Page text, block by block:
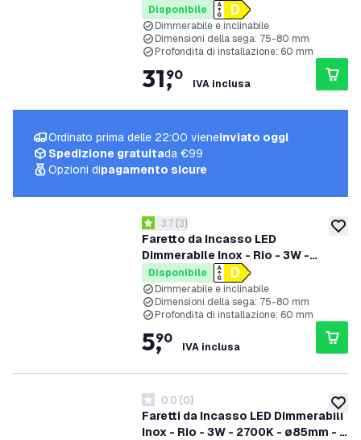
ø82mm - 6 pack
Disponibile
Dimmerabile e inclinabile
Dimensioni della sega: 75-80 mm
Profondità di installazione: 60 mm
31,
90
IVA inclusa
Faretto da Incasso LED
Dimmerabile Inox - Rio - 3W -
2700K - ø85mm
apri il cassetto delle recensioni
3.7 stelle di valutazione
3.7 [3]
Disponibile
Dimmerabile e inclinabile
Dimensioni della sega: 75-80 mm
Profondità di installazione: 60 mm
5,
90
IVA inclusa
Faretti da Incasso LED Dimmerabili
Inox - Rio - 3W - 2700K - ø85mm - 3
0 stelle di valutazione
0.0 [0]
Ordinato prima delle 22:00 vieneinviato oggi
Spedizione gratuitada €99
Opzioni dipagamento sicure